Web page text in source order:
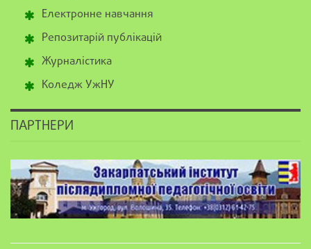
Електронне навчання
Репозитарій публікацій
Журналістика
Коледж УжНУ
ПАРТНЕРИ